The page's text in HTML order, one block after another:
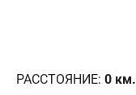
РАССТОЯНИЕ: 0 км.